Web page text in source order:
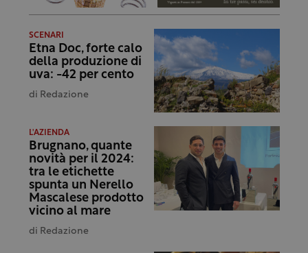
SCENARI
Etna Doc, forte calo
della produzione di
uva: -42 per cento
di Redazione
L'AZIENDA
Brugnano, quante
novità per il 2024:
tra le etichette
spunta un Nerello
Mascalese prodotto
vicino al mare
di Redazione